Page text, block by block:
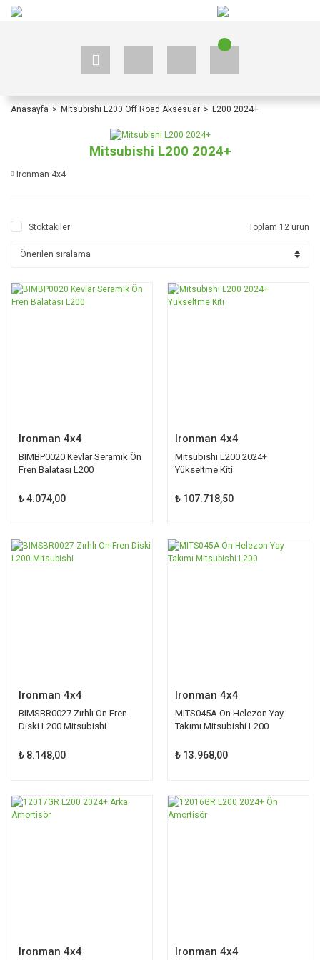
Anasayfa Mitsubishi L200 Off Road Aksesuar L200 2024+
Mitsubishi L200 2024+
Ironman 4x4
Stoktakiler Toplam 12 ürün
Ironman 4x4
BIMBP0020 Kevlar Seramik Ön
Fren Balatası L200
₺ 4.074,00
Ironman 4x4
Mıtsubishi L200 2024+
Yükseltme Kiti
₺ 107.718,50
Ironman 4x4
BIMSBR0027 Zırhlı Ön Fren
Diski L200 Mitsubishi
₺ 8.148,00
Ironman 4x4
MITS045A Ön Helezon Yay
Takımı Mitsubishi L200
₺ 13.968,00
Ironman 4x4 Ironman 4x4